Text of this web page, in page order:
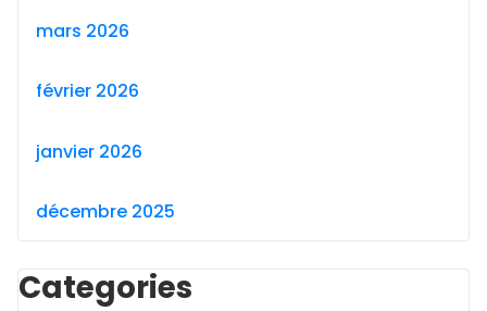
mars 2026
février 2026
janvier 2026
décembre 2025
Categories